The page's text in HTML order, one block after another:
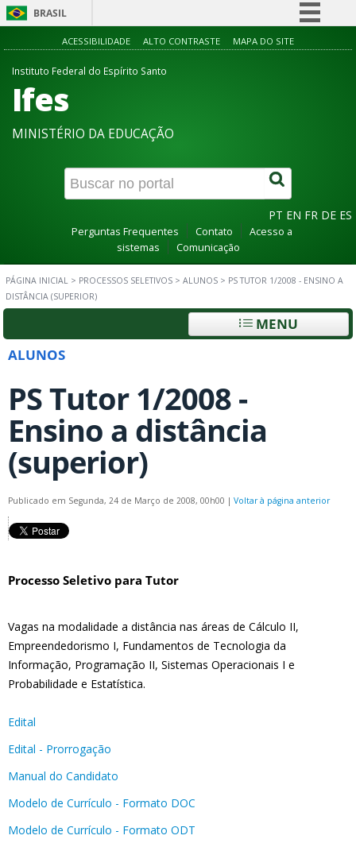
BRASIL
Simplifique!
Canais
ACESSIBILIDADE ALTO CONTRASTE MAPA DO SITE
Instituto Federal do Espírito Santo
Ifes
MINISTÉRIO DA EDUCAÇÃO
PT EN FR DE ES
Perguntas Frequentes Contato
Acesso a
sistemas
Comunicação
PÁGINA INICIAL > PROCESSOS SELETIVOS > ALUNOS > PS TUTOR 1/2008 - ENSINO A
DISTÂNCIA (SUPERIOR)
MENU
ALUNOS
PS Tutor 1/2008 -
Ensino a distância
(superior)
Publicado em Segunda, 24 de Março de 2008, 00h00 | Voltar à página anterior
Processo Seletivo para Tutor
Vagas na modalidade a distância nas áreas de Cálculo II,
Empreendedorismo I, Fundamentos de Tecnologia da
Informação, Programação II, Sistemas Operacionais I e
Probabilidade e Estatística.
Edital
Edital - Prorrogação
Manual do Candidato
Modelo de Currículo - Formato DOC
Modelo de Currículo - Formato ODT